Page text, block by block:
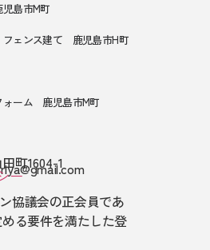
島市M町
ェンス建て 鹿児島市H町
ォーム 鹿児島市M町
町1604-1
ー
協議会の正会員であ
る要件を満たした登